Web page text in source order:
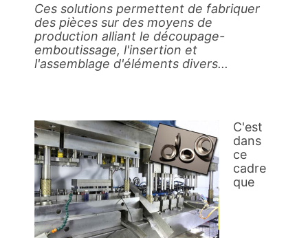
Ces solutions permettent de fabriquer
des pièces sur des moyens de
production alliant le découpage-
emboutissage, l'insertion et
l'assemblage d'éléments divers...
C'est
dans
ce
cadre
que